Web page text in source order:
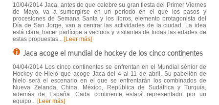
10/04/2014 Jaca, antes de que celebre su gran fiesta del Primer Viernes
de Mayo, va a sumergirse en un periodo en el que los pasos y
procesiones de Semana Santa y los libros, elemento protagonista del
Día de San Jorge, van a centrar las actividades de la ciudad. La idea
está clara, hacer partícipe a vecinos y visitantes de todas las edades de
estas propuestas... [Leer más]
Jaca acoge el mundial de hockey de los cinco continentes
04/04/2014 Los cinco continentes se enfrentan en el Mundial sénior de
Hockey de Hielo que acoge Jaca del 4 al 11 de abril. Su pabellón de
hielo será el escenario en el que se enfrentarán los combinados de
Nueva Zelanda, China, México, República de Sudáfrica y Turquía,
además de España. Cada continente estará representado por un
equipo... [Leer más]